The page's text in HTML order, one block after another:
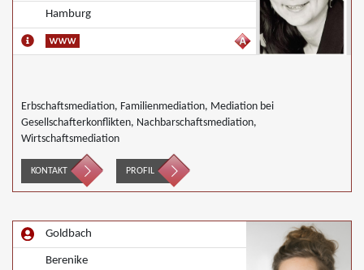
Hamburg
Erbschaftsmediation, Familienmediation, Mediation bei
Gesellschafterkonflikten, Nachbarschaftsmediation,
Wirtschaftsmediation
KONTAKT PROFIL
Goldbach
Berenike